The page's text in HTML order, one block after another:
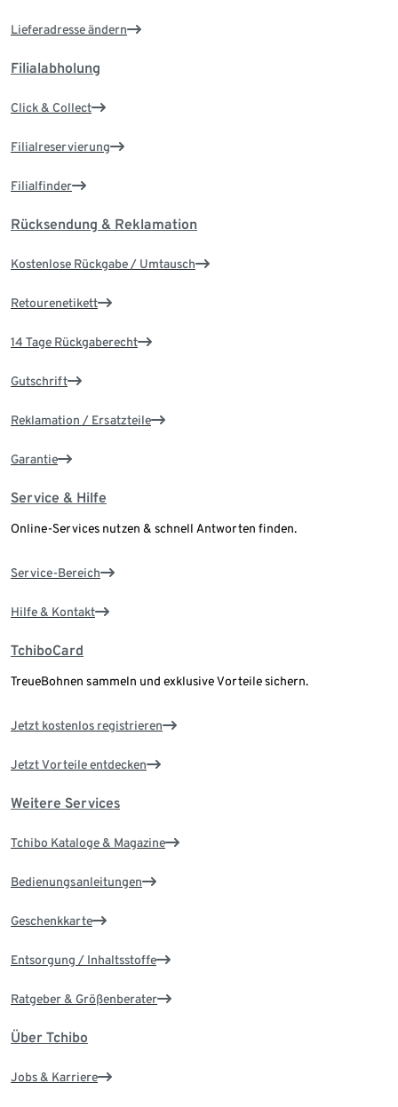
Lieferadresse ändern
Filialabholung
Click & Collect
Filialreservierung
Filialfinder
Rücksendung & Reklamation
Kostenlose Rückgabe / Umtausch
Retourenetikett
14 Tage Rückgaberecht
Gutschrift
Reklamation / Ersatzteile
Garantie
Service & Hilfe
Online-Services nutzen & schnell Antworten finden.
Service-Bereich
Hilfe & Kontakt
TchiboCard
TreueBohnen sammeln und exklusive Vorteile sichern.
Jetzt kostenlos registrieren
Jetzt Vorteile entdecken
Weitere Services
Tchibo Kataloge & Magazine
Bedienungsanleitungen
Geschenkkarte
Entsorgung / Inhaltsstoffe
Ratgeber & Größenberater
Über Tchibo
Jobs & Karriere